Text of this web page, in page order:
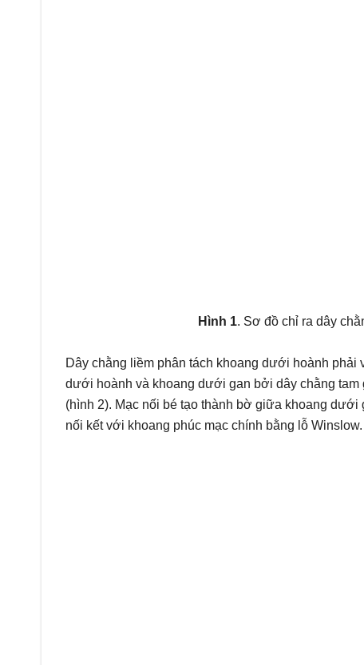
Hình 1. Sơ đồ chỉ ra dây
Dây chằng liềm phân tách khoang dưới hoành
dưới hoành và khoang dưới gan bởi dây chằng
(hình 2). Mạc nối bé tạo thành bờ giữa khoang
nối kết với khoang phúc mạc chính bằng lỗ Winslow.